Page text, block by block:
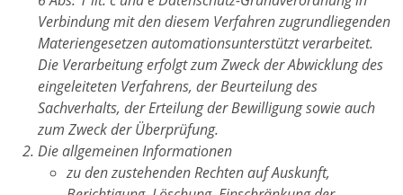
Verbindung mit den diesem Verfahren zugrundliegenden
Materiengesetzen automationsunterstützt verarbeitet.
Die Verarbeitung erfolgt zum Zweck der Abwicklung des
eingeleiteten Verfahrens, der Beurteilung des
Sachverhalts, der Erteilung der Bewilligung sowie auch
zum Zweck der Überprüfung.
Die allgemeinen Informationen
zu den zustehenden Rechten auf Auskunft,